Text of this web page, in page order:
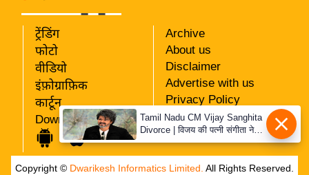
ज
वु
ट्रेंडिंग
फोटो
वीडियो
इंफ़ोग्राफ़िक
कार्टून
Download App
Archive
About us
Disclaimer
Advertise with us
Privacy Policy
RSS
Our Team
Copyright © Dwarikesh Informatics Limited. All Rights Reserved.
Tamil Nadu CM Vijay Sanghita
Divorce | विजय की पत्नी संगीता ने
वापस ली तलाक की अर्जी, कोर्ट ने
मामले को किया निपटाया